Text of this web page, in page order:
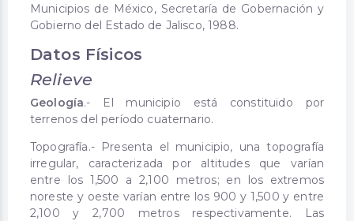
Municipios de México, Secretaría de Gobernación y
Gobierno del Estado de Jalisco, 1988.
Datos Físicos
Relieve
Geología.- El municipio está constituido por
terrenos del período cuaternario.
Topografía.- Presenta el municipio, una topografía
irregular, caracterizada por altitudes que varían
entre los 1,500 a 2,100 metros; en los extremos
noreste y oeste varían entre los 900 y 1,500 y entre
2,100 y 2,700 metros respectivamente. Las